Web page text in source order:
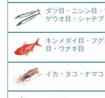
ダツ目・ニシン目
ゲウオ目・シャチ
キンメダイ目・フ
目・ウナギ目
イカ・タコ・ナマ